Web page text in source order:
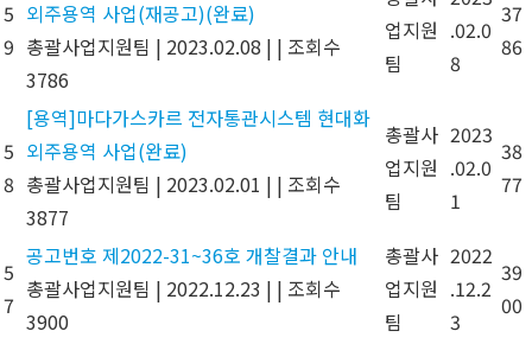
5
9
외주용역 사업(재공고)(완료)
총괄사업지원팀 | 2023.02.08 | | 조회수
3786
업지원
팀
.02.0
8
37
86
5
8
[용역]마다가스카르 전자통관시스템 현대화
외주용역 사업(완료)
총괄사업지원팀 | 2023.02.01 | | 조회수
3877
총괄사
업지원
팀
2023
.02.0
1
38
77
5
7
공고번호 제2022-31~36호 개찰결과 안내
총괄사업지원팀 | 2022.12.23 | | 조회수
3900
총괄사
업지원
팀
2022
.12.2
3
39
00